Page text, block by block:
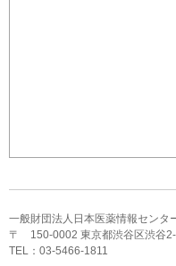
一般財団法人日本医薬情報センタ
〒 150-0002 東京都渋谷区渋谷
TEL：03-5466-1811